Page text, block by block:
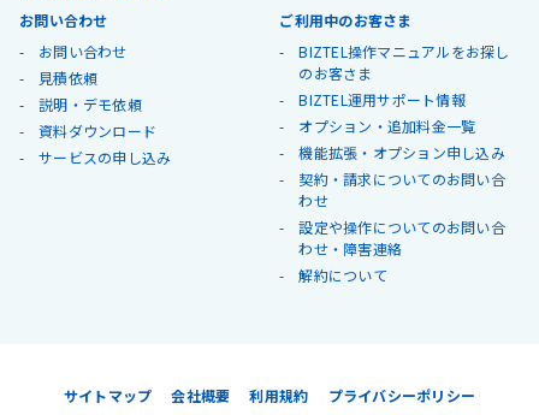
お問い合わせ
お問い合わせ
見積依頼
説明・デモ依頼
資料ダウンロード
サービスの申し込み
ご利用中のお客さま
BIZTEL操作マニュアルをお探し
のお客さま
BIZTEL運用サポート情報
オプション・追加料金一覧
機能拡張・オプション申し込み
契約・請求についてのお問い合
わせ
設定や操作についてのお問い合
わせ・障害連絡
解約について
サイトマップ 会社概要 利用規約 プライバシーポリシー